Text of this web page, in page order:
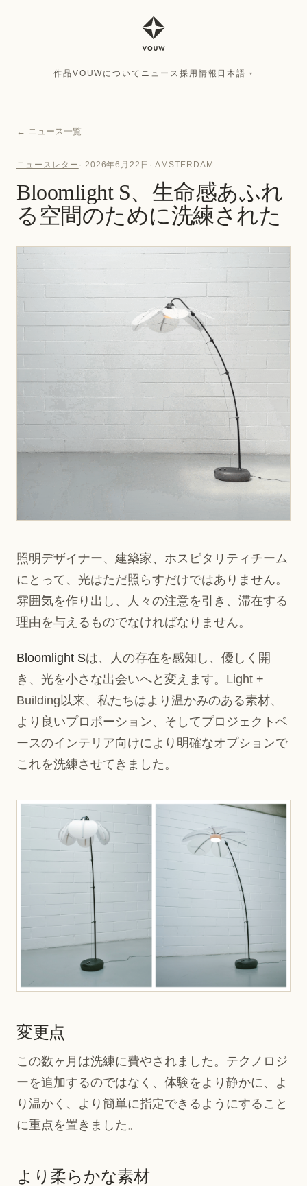
作品 VOUWについて ニュース 採用情報 日本語 ▾
← ニュース一覧
ニュースレター · 2026年6月22日 ·AMSTERDAM
Bloomlight S、生命感あふれ
る空間のために洗練された
照明デザイナー、建築家、ホスピタリティチーム
にとって、光はただ照らすだけではありません。
雰囲気を作り出し、人々の注意を引き、滞在する
理由を与えるものでなければなりません。
Bloomlight Sは、人の存在を感知し、優しく開
き、光を小さな出会いへと変えます。Light +
Building以来、私たちはより温かみのある素材、
より良いプロポーション、そしてプロジェクトベ
ースのインテリア向けにより明確なオプションで
これを洗練させてきました。
変更点
この数ヶ月は洗練に費やされました。テクノロジ
ーを追加するのではなく、体験をより静かに、よ
り温かく、より簡単に指定できるようにすること
に重点を置きました。
より柔らかな素材